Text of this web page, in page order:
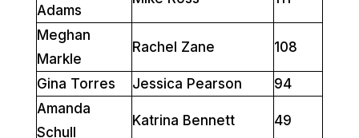
Adams
Meghan
Markle
Rachel Zane 108
Gina Torres Jessica Pearson
94
Amanda
Schull
Katrina Bennett 49